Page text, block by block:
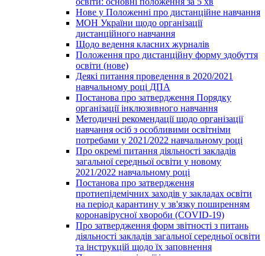
Нове у Положенні про дистанційне навчання
МОН України щодо організації
дистанційного навчання
Щодо ведення класних журналів
Положення про дистанційну форму здобуття
освіти (нове)
Деякі питання проведення в 2020/2021
навчальному році ДПА
Постанова про затвердження Порядку
організації інклюзивного навчання
Методичні рекомендації щодо організації
навчання осіб з особливими освітніми
потребами у 2021/2022 навчальному році
Про окремі питання діяльності закладів
загальної середньої освіти у новому
2021/2022 навчальному році
Постанова про затвердження
протиепідемічних заходів у закладах освіти
на період карантину у зв'язку поширенням
коронавірусної хвороби (COVID-19)
Про затвердження форм звітності з питань
діяльності закладів загальної середньої освіти
та інструкцій щодо їх заповнення